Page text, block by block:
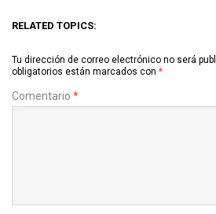
RELATED TOPICS:
Tu dirección de correo electrónico no será
obligatorios están marcados con *
Comentario *